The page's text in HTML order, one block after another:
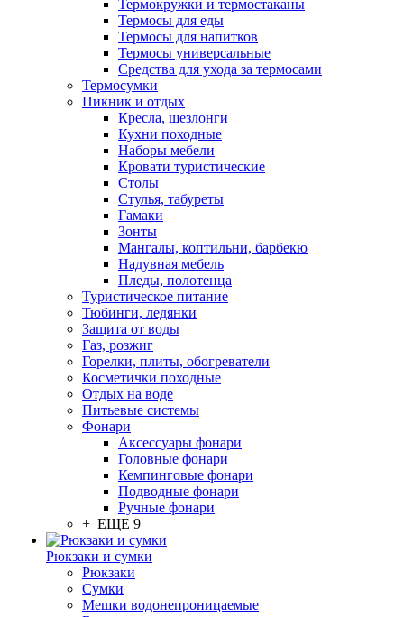
Термокружки и термостаканы
Термосы для еды
Термосы для напитков
Термосы универсальные
Средства для ухода за термосами
Термосумки
Пикник и отдых
Кресла, шезлонги
Кухни походные
Наборы мебели
Кровати туристические
Столы
Стулья, табуреты
Гамаки
Зонты
Мангалы, коптильни, барбекю
Надувная мебель
Пледы, полотенца
Туристическое питание
Тюбинги, ледянки
Защита от воды
Газ, розжиг
Горелки, плиты, обогреватели
Косметички походные
Отдых на воде
Питьевые системы
Фонари
Аксессуары фонари
Головные фонари
Кемпинговые фонари
Подводные фонари
Ручные фонари
+ ЕЩЕ 9
Рюкзаки и сумки
Рюкзаки
Сумки
Мешки водонепроницаемые